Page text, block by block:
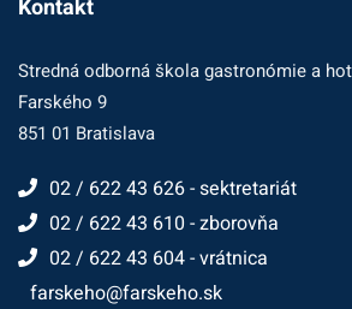
Kontakt
Stredná odborná škola gastronómie a
Farského 9
851 01 Bratislava
02 / 622 43 626 - sektretariát
02 / 622 43 610 - zborovňa
02 / 622 43 604 - vrátnica
farskeho@farskeho.sk